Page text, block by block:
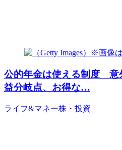
公的年金は使える制度 意
益分岐点、お得な…
ライフ&マネー株・投資